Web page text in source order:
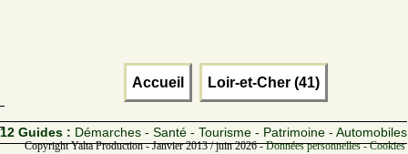
Accueil Loir-et-Cher (41)
12 Guides : Démarches - Santé - Tourisme - Patrimoine - Automobiles
Copyright Yalta Production - Janvier 2013 / juin 2026 -Données personnelles -